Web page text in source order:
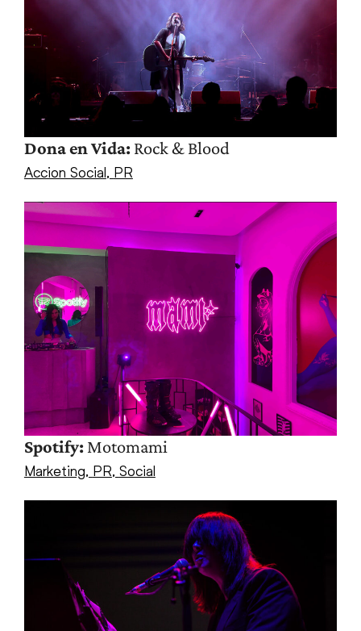
Dona en Vida:Rock & Blood
Accion Social, PR
Spotify:Motomami
Marketing, PR, Social